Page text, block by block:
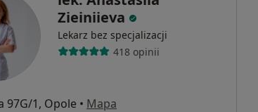
Zieiniieva
Lekarz bez specjalizacji
418 opinii
97G/1, Opole • Mapa